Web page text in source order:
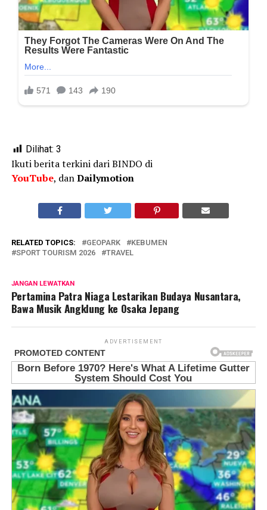
Dilihat: 3
Ikuti berita terkini dari BINDO di
YouTube, danDailymotion
RELATED TOPICS: GEOPARK
KEBUMEN
SPORT TOURISM 2026
TRAVEL
JANGAN LEWATKAN
Pertamina Patra Niaga Lestarikan Budaya Nusantara,
Bawa Musik Angklung ke Osaka Jepang
ADVERTISEMENT